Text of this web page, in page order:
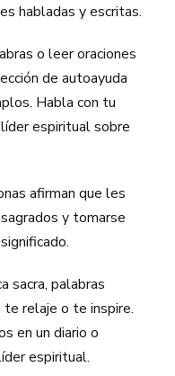
habladas y escritas.
o leer oraciones
de autoayuda
Habla con tu
espiritual sobre
afirman que les
y tomarse
sacra, palabras
te relaje o te inspire.
en un diario o
espiritual.